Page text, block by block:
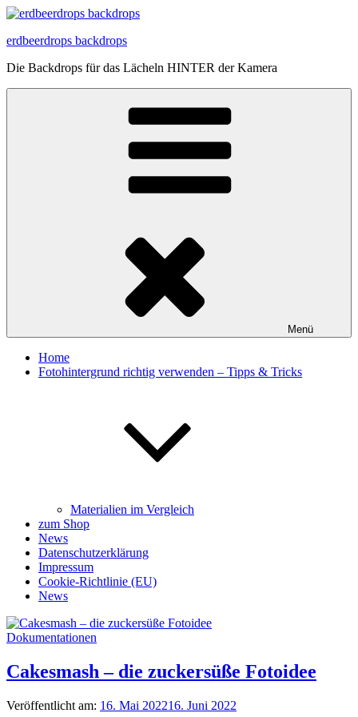
Zum
springen
erdbeerdrops backdrops
Die Backdrops für das Lächeln HINTER der Kamera
Menü
Home
Fotohintergrund richtig verwenden – Tipps & Tricks
Materialien im Vergleich
zum Shop
News
Datenschutzerklärung
Impressum
Cookie-Richtlinie (EU)
News
Dokumentationen
Cakesmash – die zuckersüße Fotoidee
Veröffentlicht am: 16. Mai 202216. Juni 2022